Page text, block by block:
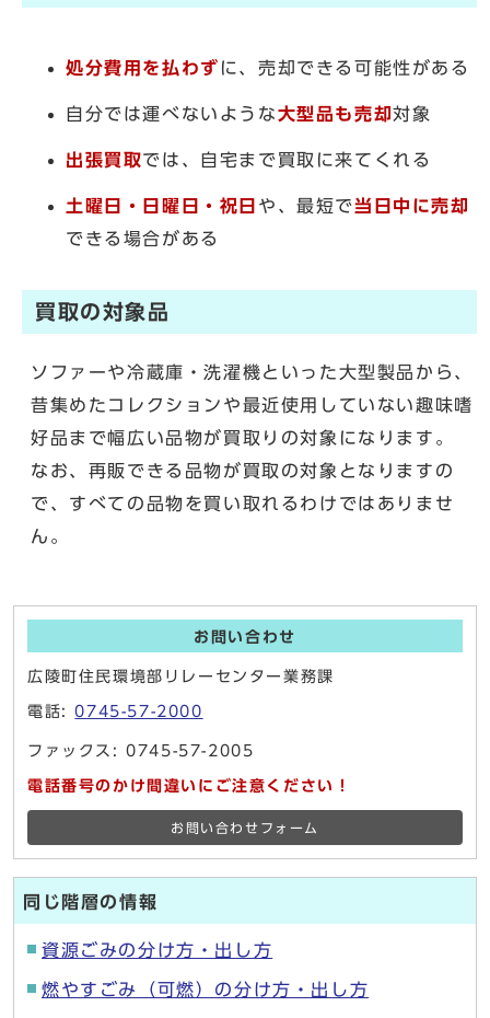
処分費用を払わず に、売却できる可能性がある
自分では運べないような大型品も売却対象
出張買取では、自宅まで買取に来てくれる
土曜日・日曜日・祝日 や、最短で当日中に売却
できる場合がある
買取の対象品
ソファーや冷蔵庫・洗濯機といった大型製品から、
昔集めたコレクションや最近使用していない趣味嗜
好品まで幅広い品物が買取りの対象になります。
なお、再販できる品物が買取の対象となりますの
で、すべての品物を買い取れるわけではありませ
ん。
お問い合わせ
広陵町住民環境部リレーセンター業務課
電話:0745-57-2000
ファックス: 0745-57-2005
電話番号のかけ間違いにご注意ください！
お問い合わせフォーム
同じ階層の情報
資源ごみの分け方・出し方
燃やすごみ（可燃）の分け方・出し方